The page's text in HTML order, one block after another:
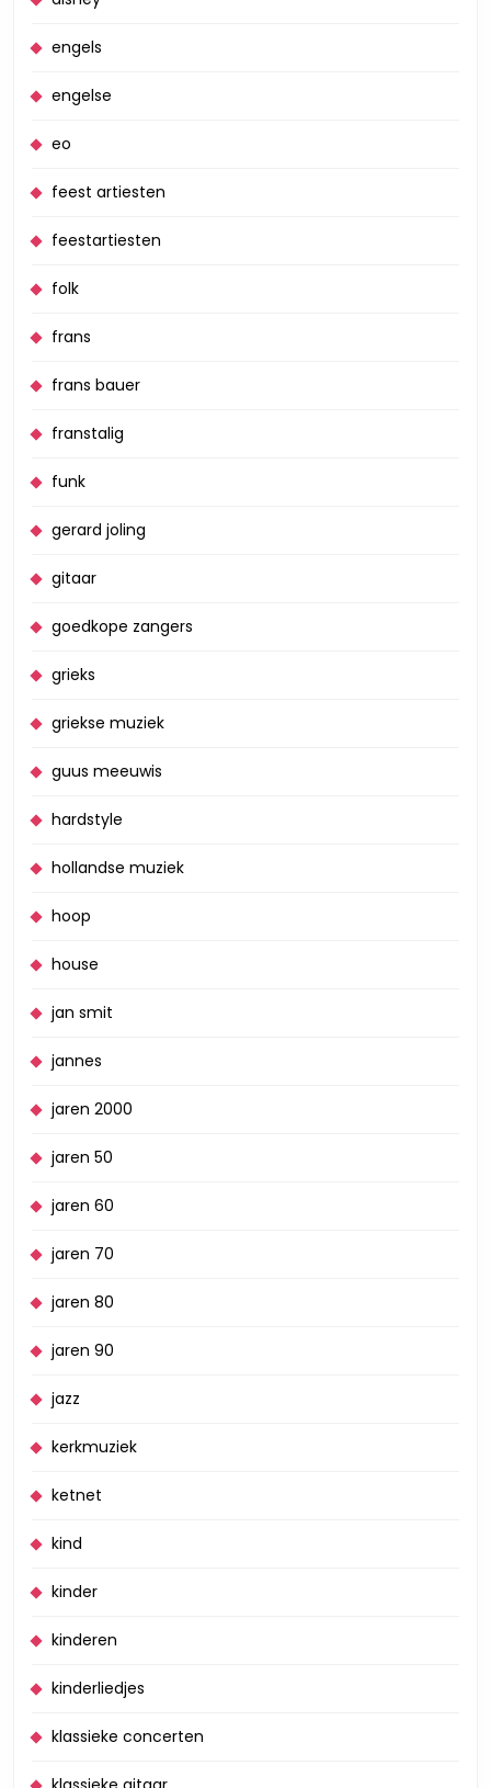
engels
engelse
eo
feest artiesten
feestartiesten
folk
frans
frans bauer
franstalig
funk
gerard joling
gitaar
goedkope zangers
grieks
griekse muziek
guus meeuwis
hardstyle
hollandse muziek
hoop
house
jan smit
jannes
jaren 2000
jaren 50
jaren 60
jaren 70
jaren 80
jaren 90
jazz
kerkmuziek
ketnet
kind
kinder
kinderen
kinderliedjes
klassieke concerten